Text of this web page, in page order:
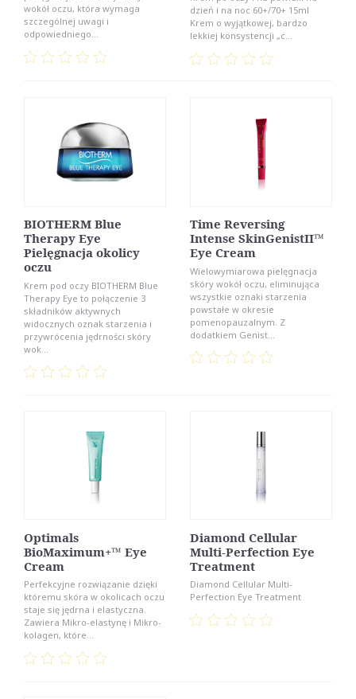
wokół oczu, która wymaga
szczególnej uwagi i
odpowiedniego...
dzień i na noc 60+/70+ 15ml
Krem o wyjątkowej, bardzo
lekkiej konsystencji „c...
BIOTHERM Blue
Therapy Eye
Pielęgnacja okolicy
oczu
Krem pod oczy BIOTHERM Blue
Therapy Eye to połączenie 3
składników aktywnych
widocznych oznak starzenia i
przywrócenia jędrności skóry
wok...
Time Reversing
Intense SkinGenistII™
Eye Cream
Wielowymiarowa pielęgnacja
skóry wokół oczu, eliminująca
wszystkie oznaki starzenia
powstałe w okresie
pomenopauzalnym. Z
dodatkiem Genist...
Optimals
BioMaximum+™ Eye
Cream
Perfekcyjne rozwiązanie dzięki
któremu skóra w okolicach oczu
staje się jędrna i elastyczna.
Zawiera Mikro-elastynę i Mikro-
kolagen, które...
Diamond Cellular
Multi-Perfection Eye
Treatment
Diamond Cellular Multi-
Perfection Eye Treatment